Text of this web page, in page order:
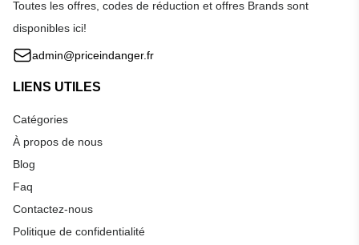
Toutes les offres, codes de réduction et offres Brands sont
disponibles ici!
admin@priceindanger.fr
LIENS UTILES
Catégories
À propos de nous
Blog
Faq
Contactez-nous
Politique de confidentialité